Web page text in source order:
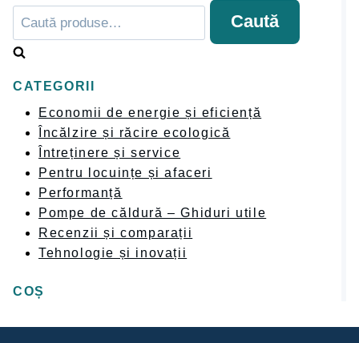
Caută
după:
Caută
CATEGORII
Economii de energie și eficiență
Încălzire și răcire ecologică
Întreținere și service
Pentru locuințe și afaceri
Performanță
Pompe de căldură – Ghiduri utile
Recenzii și comparații
Tehnologie și inovații
COȘ